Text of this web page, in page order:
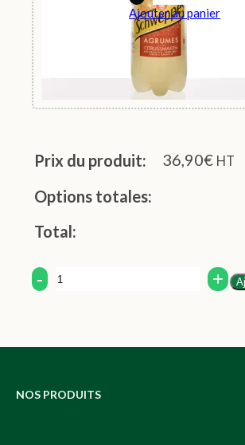
Ajouter au panier
Prix du produit: 36,90€ HT
Options totales:
Total:
Quantity
NOS PRODUITS